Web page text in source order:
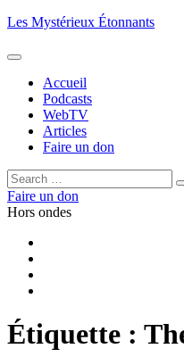
Aller
contenu
Les Mystérieux Étonnants
Accueil
Podcasts
WebTV
Articles
Faire un don
Rechercher :
Faire un don
Hors ondes
Étiquette :